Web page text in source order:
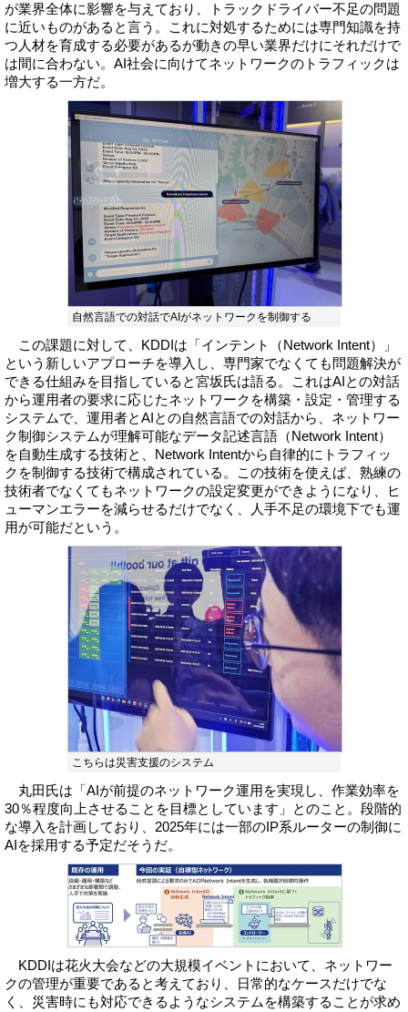
が業界全体に影響を与えており、トラックドライバー不足の問題
に近いものがあると言う。これに対処するためには専門知識を持
つ人材を育成する必要があるが動きの早い業界だけにそれだけで
は間に合わない。AI社会に向けてネットワークのトラフィックは
増大する一方だ。
自然言語での対話でAIがネットワークを制御する
この課題に対して、KDDIは「インテント（Network Intent）」
という新しいアプローチを導入し、専門家でなくても問題解決が
できる仕組みを目指していると宮坂氏は語る。これはAIとの対話
から運用者の要求に応じたネットワークを構築・設定・管理する
システムで、運用者とAIとの自然言語での対話から、ネットワー
ク制御システムが理解可能なデータ記述言語（Network Intent）
を自動生成する技術と、Network Intentから自律的にトラフィッ
クを制御する技術で構成されている。この技術を使えば、熟練の
技術者でなくてもネットワークの設定変更ができようになり、ヒ
ューマンエラーを減らせるだけでなく、人手不足の環境下でも運
用が可能だという。
こちらは災害支援のシステム
丸田氏は「AIが前提のネットワーク運用を実現し、作業効率を
30％程度向上させることを目標としています」とのこと。段階的
な導入を計画しており、2025年には一部のIP系ルーターの制御に
AIを採用する予定だそうだ。
KDDIは花火大会などの大規模イベントにおいて、ネットワー
クの管理が重要であると考えており、日常的なケースだけでな
く、災害時にも対応できるようなシステムを構築することが求め